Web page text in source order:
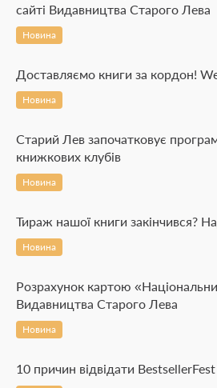
сайті Видавництва Старого Лева
Новина
Доставляємо книги за кордон!
Новина
Старий Лев започатковує
книжкових клубів
Новина
Тираж нашої книги закінчився?
Новина
Розрахунок картою
Видавництва Старого Лева
Новина
10 причин відвідати